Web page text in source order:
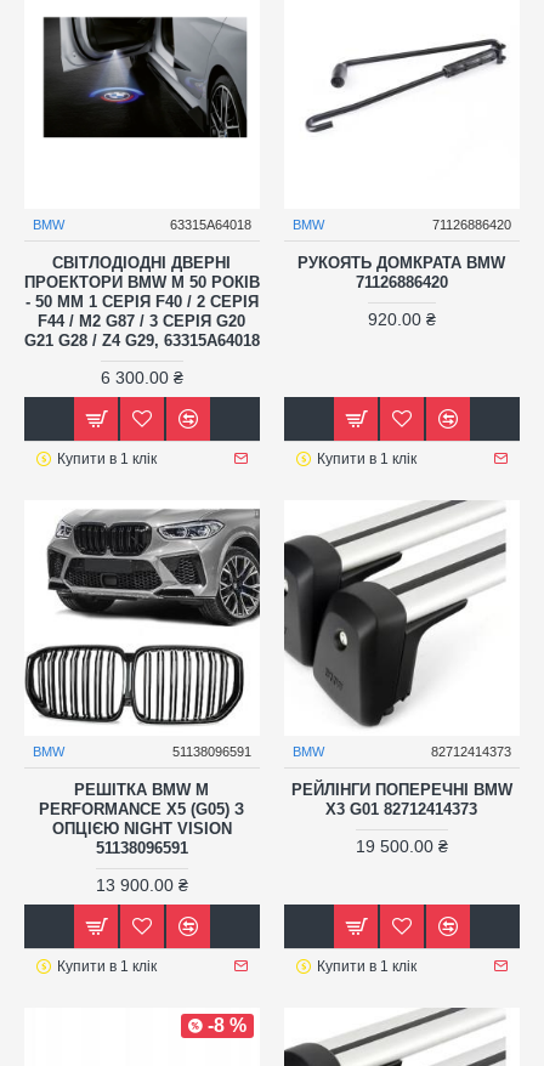
BMW 63315A64018
СВІТЛОДІОДНІ ДВЕРНІ
ПРОЕКТОРИ BMW M 50 РОКІВ
- 50 ММ 1 СЕРІЯ F40 / 2 СЕРІЯ
F44 / M2 G87 / 3 СЕРІЯ G20
G21 G28 / Z4 G29, 63315A64018
6 300.00 ₴
Купити в 1 клік
BMW 71126886420
РУКОЯТЬ ДОМКРАТА BMW
71126886420
920.00 ₴
Купити в 1 клік
BMW 51138096591
РЕШІТКА BMW M
PERFORMANCE X5 (G05) З
ОПЦІЄЮ NIGHT VISION
51138096591
13 900.00 ₴
Купити в 1 клік
BMW 82712414373
РЕЙЛІНГИ ПОПЕРЕЧНІ BMW
X3 G01 82712414373
19 500.00 ₴
Купити в 1 клік
-8 %